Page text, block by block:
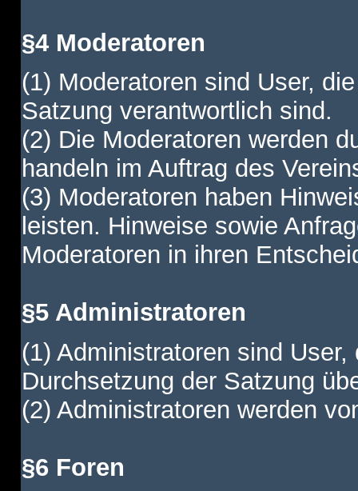
§4 Moderatoren
(1) Moderatoren sind User,
Satzung verantwortlich sind.
(2) Die Moderatoren werden
handeln im Auftrag des
(3) Moderatoren haben
leisten. Hinweise sowie
Moderatoren in ihren
§5 Administratoren
(1) Administratoren sind
Durchsetzung der Satzung
(2) Administratoren werden
§6 Foren